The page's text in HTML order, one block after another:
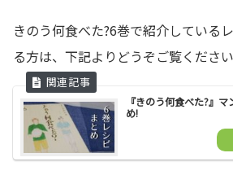
きのう何食べた?6巻で紹介している
る方は、下記よりどうぞご覧くださ
『きのう何食べた?』
め!